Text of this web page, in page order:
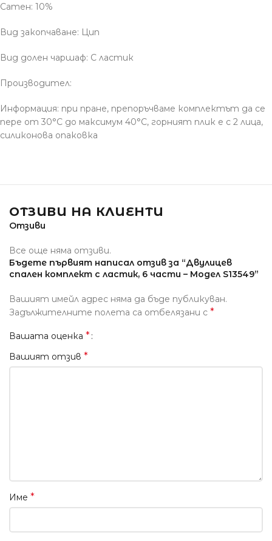
Сатен: 10%
Вид закопчаване: Цип
Вид долен чаршаф: С ластик
Производител:
Информация: при пране, препоръчваме комплектът да се
пере от 30°С до максимум 40°С, горният плик е с 2 лица,
силиконова опаковка
ОТЗИВИ НА КЛИЕНТИ
Отзиви
Все още няма отзиви.
Бъдете първият написал отзив за “Двулицев
спален комплект с ластик, 6 части – Модел S13549”
Вашият имейл адрес няма да бъде публикуван.
Задължителните полета са отбелязани с *
Вашата оценка *
Вашият отзив *
Име *